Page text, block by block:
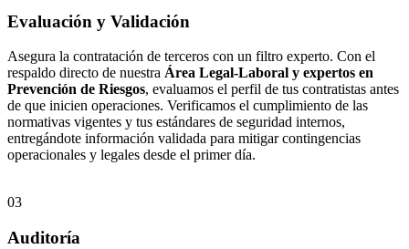
Evaluación y Validación
Asegura la contratación de terceros con un filtro experto. Con el
respaldo directo de nuestra Área Legal-Laboral y expertos en
Prevención de Riesgos, evaluamos el perfil de tus contratistas antes
de que inicien operaciones. Verificamos el cumplimiento de las
normativas vigentes y tus estándares de seguridad internos,
entregándote información validada para mitigar contingencias
operacionales y legales desde el primer día.
03
Auditoría